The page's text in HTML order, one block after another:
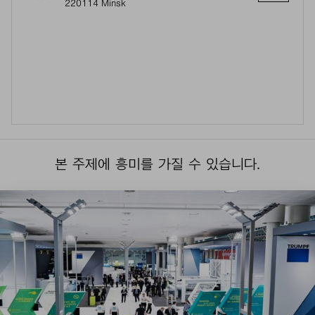
220114 Minsk
본 주제에 흥미를 가질 수 있습니다.